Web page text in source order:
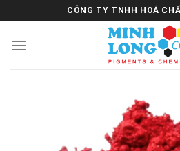
to
content
CÔNG TY TNHH HOÁ